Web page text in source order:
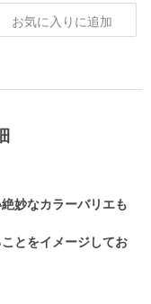
お気に入りに追加
妙なカラーバリエも
とをイメージしてお